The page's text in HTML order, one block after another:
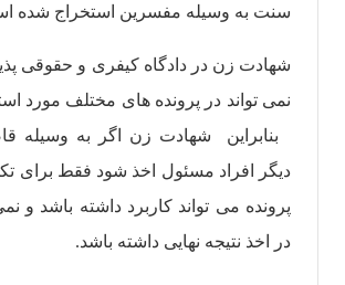
سنت به وسیله مفسرین استخراج شده
شهادت زن در دادگاه کیفری و حقوقی
نمی تواند در پرونده های مختلف مورد
بنابراین شهادت زن اگر به وسیله
دیگر افراد مسئول اخذ شود فقط برای
پرونده می تواند کاربرد داشته باشد و
در اخذ نتیجه نهایی داشته باشد.